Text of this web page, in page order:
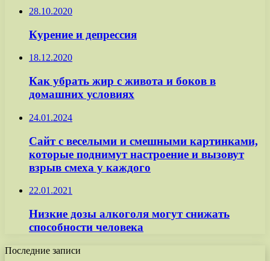
28.10.2020
Курение и депрессия
18.12.2020
Как убрать жир с живота и боков в
домашних условиях
24.01.2024
Сайт с веселыми и смешными картинками,
которые поднимут настроение и вызовут
взрыв смеха у каждого
22.01.2021
Низкие дозы алкоголя могут снижать
способности человека
Последние записи